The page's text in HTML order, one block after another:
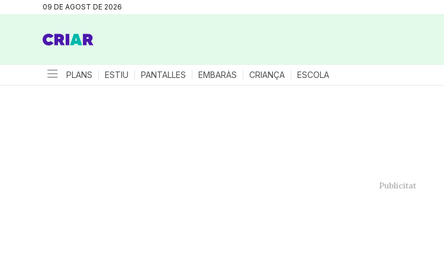
09 DE AGOST DE 2026
PLANS ESTIU PANTALLES EMBARÀS CRIANÇA ESCOLA